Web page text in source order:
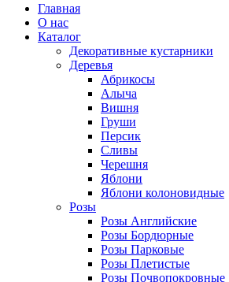
Главная
О нас
Каталог
Декоративные кустарники
Деревья
Абрикосы
Алыча
Вишня
Груши
Персик
Сливы
Черешня
Яблони
Яблони колоновидные
Розы
Розы Английские
Розы Бордюрные
Розы Парковые
Розы Плетистые
Розы Почвопокровные